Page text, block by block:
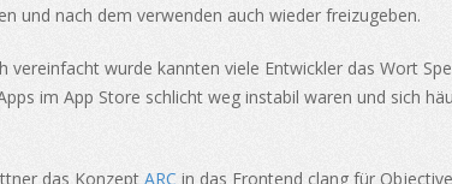
und nach dem verwenden auch wieder freizugeben.
wurde kannten viele Entwickler das Wort
im App Store schlicht weg instabil waren und sich
das Konzept ARC in das Frontend clang für